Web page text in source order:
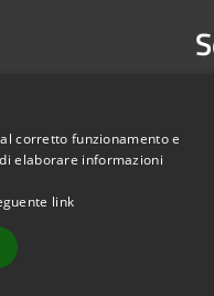
2026 • Comune di Melzo -
corretto funzionamento e
elaborare informazioni
link